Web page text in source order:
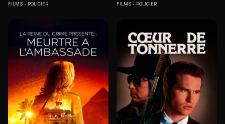
FILMS POLICIER FILMS POLICIER